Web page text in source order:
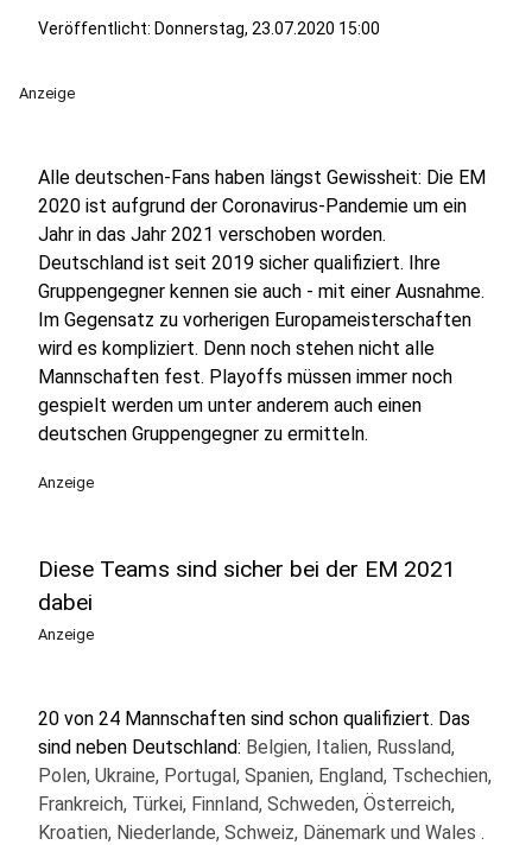
Veröffentlicht: Donnerstag, 23.07.2020 15:00
Anzeige
Alle deutschen-Fans haben längst Gewissheit: Die EM
2020 ist aufgrund der Coronavirus-Pandemie um ein
Jahr in das Jahr 2021 verschoben worden.
Deutschland ist seit 2019 sicher qualifiziert. Ihre
Gruppengegner kennen sie auch - mit einer Ausnahme.
Im Gegensatz zu vorherigen Europameisterschaften
wird es kompliziert. Denn noch stehen nicht alle
Mannschaften fest. Playoffs müssen immer noch
gespielt werden um unter anderem auch einen
deutschen Gruppengegner zu ermitteln.
Anzeige
Diese Teams sind sicher bei der EM 2021
dabei
Anzeige
20 von 24 Mannschaften sind schon qualifiziert. Das
sind neben Deutschland: Belgien, Italien, Russland,
Polen, Ukraine, Portugal, Spanien, England, Tschechien,
Frankreich, Türkei, Finnland, Schweden, Österreich,
Kroatien, Niederlande, Schweiz, Dänemark und Wales .